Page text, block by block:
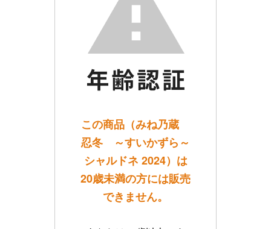
この商品（みね乃蔵
忍冬 ～すいかずら～
シャルドネ 2024）は
20歳未満の方には販売
できません。